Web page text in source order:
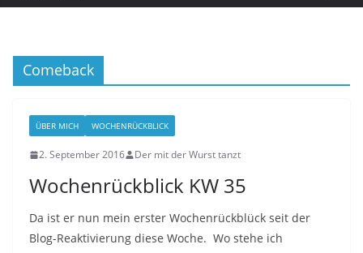
Comeback
ÜBER MICH WOCHENRÜCKBLICK
2. September 2016 Der mit der Wurst tanzt
Wochenrückblick KW 35
Da ist er nun mein erster Wochenrückblück seit der
Blog-Reaktivierung diese Woche. Wo stehe ich